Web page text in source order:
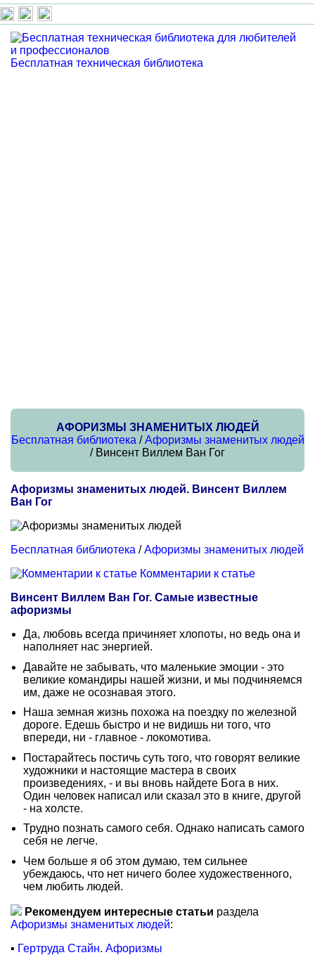
Бесплатная техническая библиотека
АФОРИЗМЫ ЗНАМЕНИТЫХ ЛЮДЕЙ
Бесплатная библиотека /Афоризмы знаменитых людей
/ Винсент Виллем Ван Гог
Афоризмы знаменитых людей. Винсент Виллем
Ван Гог
Бесплатная библиотека /Афоризмы знаменитых людей
Комментарии к статье
Винсент Виллем Ван Гог. Самые известные
афоризмы
Да, любовь всегда причиняет хлопоты, но ведь она и
наполняет нас энергией.
Давайте не забывать, что маленькие эмоции - это
великие командиры нашей жизни, и мы подчиняемся
им, даже не осознавая этого.
Наша земная жизнь похожа на поездку по железной
дороге. Едешь быстро и не видишь ни того, что
впереди, ни - главное - локомотива.
Постарайтесь постичь суть того, что говорят великие
художники и настоящие мастера в своих
произведениях, - и вы вновь найдете Бога в них.
Один человек написал или сказал это в книге, другой
- на холсте.
Трудно познать самого себя. Однако написать самого
себя не легче.
Чем больше я об этом думаю, тем сильнее
убеждаюсь, что нет ничего более художественного,
чем любить людей.
Рекомендуем интересные статьи раздела
Афоризмы знаменитых людей:
▪ Гертруда Стайн. Афоризмы